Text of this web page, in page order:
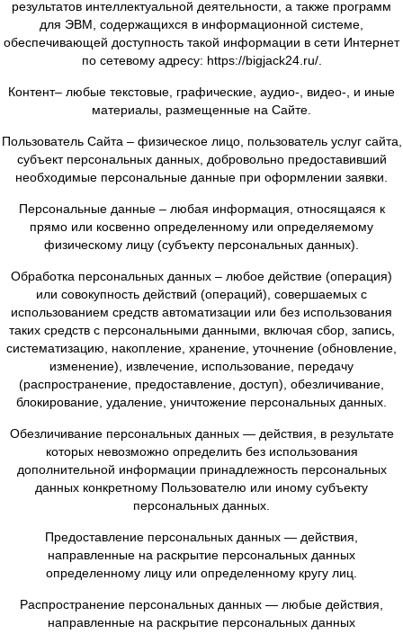
1167746430598, ИНН ИНН 9717024629, КПП КПП
место нахождения Россия, 123112, Москва,
набережная д.12, помещение 10/45, обладающее
Сайт - cовокупность информации, текстов, графических
дизайна, изображений, фото и видеоматериалов и
результатов интеллектуальной деятельности, а также
для ЭВМ, содержащихся в информационной
по сетевому адресу: https://bigjack24.ru/.
Контент– любые текстовые, графические, аудио-,
материалы, размещенные на Сайте.
Пользователь Сайта – физическое лицо, пользователь
субъект персональных данных, добровольно
необходимые персональные данные при оформлении
Персональные данные – любая информация,
прямо или косвенно определенному или
физическому лицу (субъекту персональных
Обработка персональных данных – любое действие
или совокупность действий (операций),
использованием средств автоматизации или без
таких средств с персональными данными, включая
систематизацию, накопление, хранение, уточнение
изменение), извлечение, использование,
(распространение, предоставление, доступ),
блокирование, удаление, уничтожение персональных